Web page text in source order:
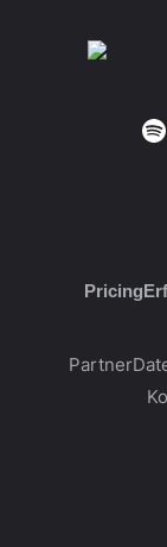
Pricing
Partner